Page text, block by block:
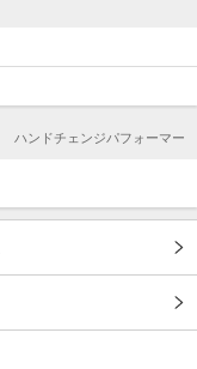
ハンドチェンジパフォーマー